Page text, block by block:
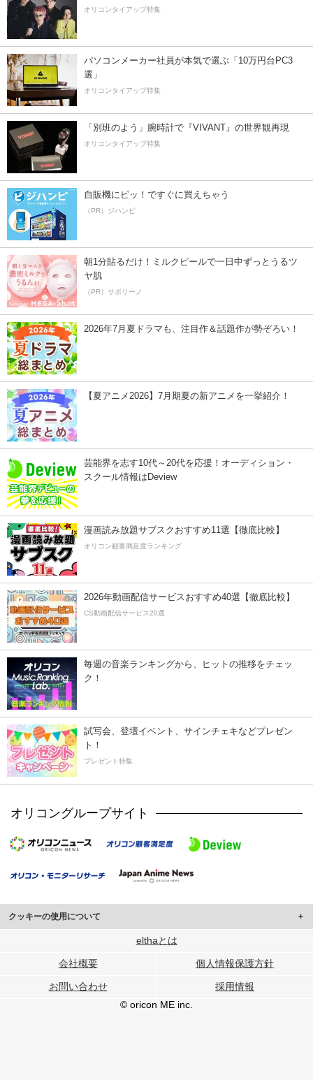
オリコンタイアップ特集
パソコンメーカー社員が本気で選ぶ「10万円台PC3
選」
オリコンタイアップ特集
「別班のよう」腕時計で『VIVANT』の世界観再現
オリコンタイアップ特集
自販機にピッ！ですぐに買えちゃう
（PR）ジハンピ
朝1分貼るだけ！ミルクピールで一日中ずっとうるツ
ヤ肌
（PR）サボリーノ
2026年7月夏ドラマも、注目作＆話題作が勢ぞろい！
【夏アニメ2026】7月期夏の新アニメを一挙紹介！
芸能界を志す10代～20代を応援！オーディション・
スクール情報はDeview
漫画読み放題サブスクおすすめ11選【徹底比較】
オリコン顧客満足度ランキング
2026年動画配信サービスおすすめ40選【徹底比較】
CS動画配信サービス20選
毎週の音楽ランキングから、ヒットの推移をチェッ
ク！
試写会、登壇イベント、サインチェキなどプレゼン
ト！
プレゼント特集
オリコングループサイト
クッキーの使用について
このサイトでは Cookie を使用して、ユーザーに合わせたコンテンツや広告の
行っています。
メディアや広告配信、データ解析の各パートナーに提供しています。
各パートナーは、この情報とユーザーが各パートナーに提供した他の情報や、
ユーザーが各パートナーのサービスを使用したときに収集した他の情報を組み
elthaとは
会社概要 個人情報保護方針
お問い合わせ
採用情報
© oricon ME inc.